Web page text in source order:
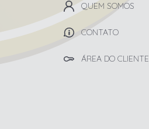
QUEM SOMOS
CONTATO
ÁREA DO CLIENTE